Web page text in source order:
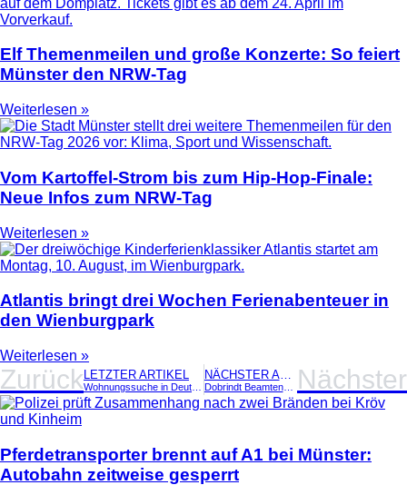
Elf Themenmeilen und große Konzerte: So feiert
Münster den NRW-Tag
Weiterlesen »
Vom Kartoffel-Strom bis zum Hip-Hop-Finale:
Neue Infos zum NRW-Tag
Weiterlesen »
Atlantis bringt drei Wochen Ferienabenteuer in
den Wienburgpark
Weiterlesen »
ZurückLETZTER ARTIKEL NÄCHSTER ARTIKEL
Dobrindt Beamtenbesoldung: Mega-Gehaltsplus gestoppt – Grüne fordern Aufklärung Nächster
Pferdetransporter brennt auf A1 bei Münster:
Autobahn zeitweise gesperrt